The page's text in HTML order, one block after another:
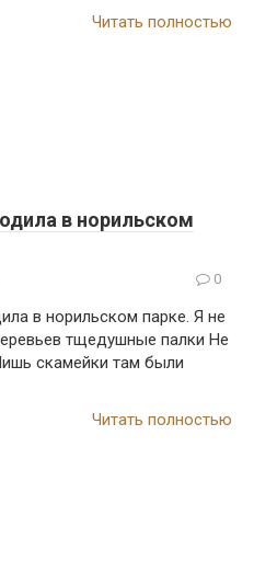
Читать полностью
в норильском
0
в норильском парке. Я не
тщедушные палки Не
скамейки там были
Читать полностью